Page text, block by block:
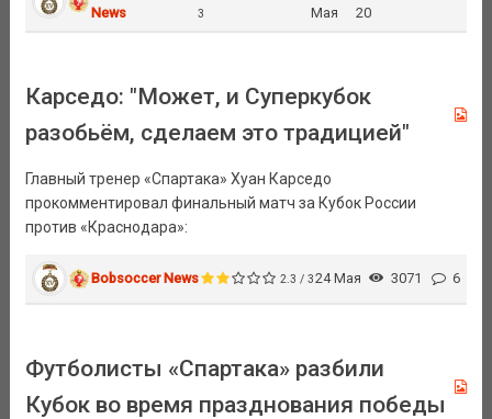
News
3
Мая
20
Карседо: "Может, и Суперкубок
разобьём, сделаем это традицией"
Главный тренер «Спартака» Хуан Карседо
прокомментировал финальный матч за Кубок России
против «Краснодара»:
Bobsoccer News 2.3 / 324 Мая 3071 6
Футболисты «Спартака» разбили
Кубок во время празднования победы